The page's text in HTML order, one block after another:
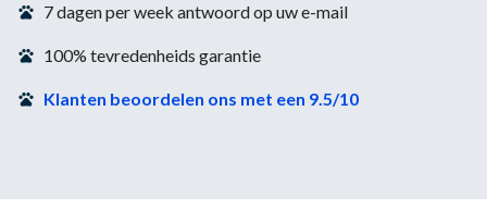
7 dagen per week antwoord op uw e-mail
100% tevredenheids garantie
Klanten beoordelen ons met een 9.5/10